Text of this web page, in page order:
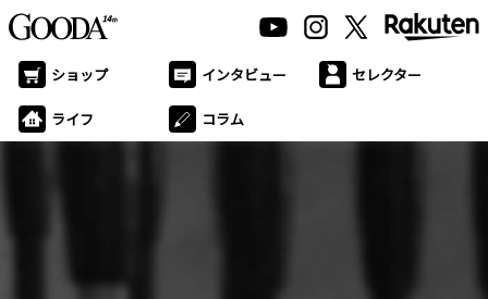
ショップ インタビュー セレクター
ライフ コラム